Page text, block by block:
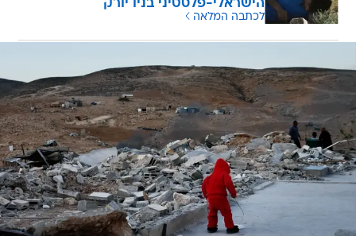
הישראלי-פלסטיני בניו יורק
לכתבה המלאה